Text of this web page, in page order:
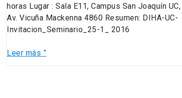
horas Lugar : Sala E11, Campus San Joaquín UC,
Av. Vicuña Mackenna 4860 Resumen: DIHA-UC-
Invitacion_Seminario_25-1_ 2016
Leer más ”